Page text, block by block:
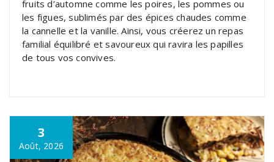
fruits d’automne comme les poires, les pommes ou
les figues, sublimés par des épices chaudes comme
la cannelle et la vanille. Ainsi, vous créerez un repas
familial équilibré et savoureux qui ravira les papilles
de tous vos convives.
3
Août, 2026